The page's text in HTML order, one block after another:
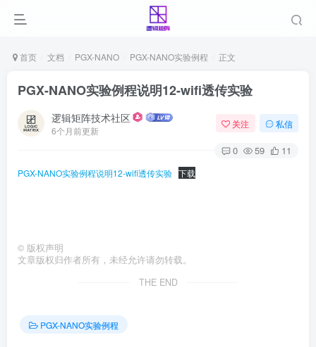
首页 文档 PGX-NANO PGX-NANO实验例程 正文
PGX-NANO实验例程说明12-wifi透传实验
逻辑矩阵技术社区
6个月前更新
关注 私信
0 59 11
PGX-NANO实验例程说明12-wifi透传实验 下载
© 版权声明
文章版权归作者所有，未经允许请勿转载。
THE END
PGX-NANO实验例程